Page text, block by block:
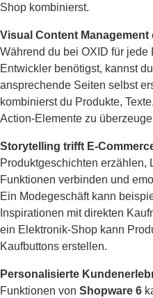
Shop kombinierst.
Visual Content
Während du bei OXID für jede
Entwickler benötigst, kannst
ansprechende Seiten selbst
kombinierst du Produkte,
Action-Elemente zu
Storytelling trifft E-
Produktgeschichten erzählen,
Funktionen verbinden und
Ein Modegeschäft kann
Inspirationen mit direkten
ein Elektronik-Shop kann
Kaufbuttons erstellen.
Personalisierte
Funktionen von Shopware 6